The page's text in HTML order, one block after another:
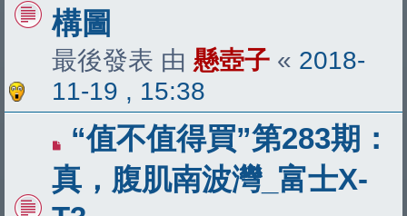
構圖
最後發表 由 懸壺子 « 2018-
11-19 , 15:38
“值不值得買”第283期：
真，腹肌南波灣_富士X-